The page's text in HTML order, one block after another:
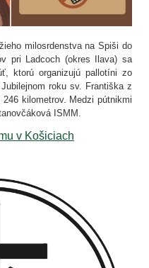
milosrdenstva na Spiši do
pri Ladcoch (okres Ilava) sa
ktorú organizujú pallotíni zo
roku sv. Františka z
kilometrov. Medzi pútnikmi
ISMM.
v Košiciach